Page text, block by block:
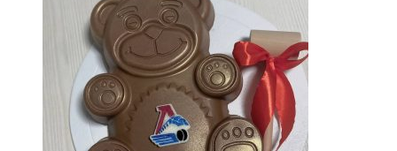
Опции
можно
выбрать
на